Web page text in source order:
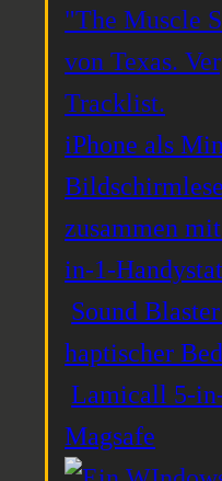
iPhone als
zusammen
in-1-
Sound
haptischer
Lamicall 5-
Magsafe